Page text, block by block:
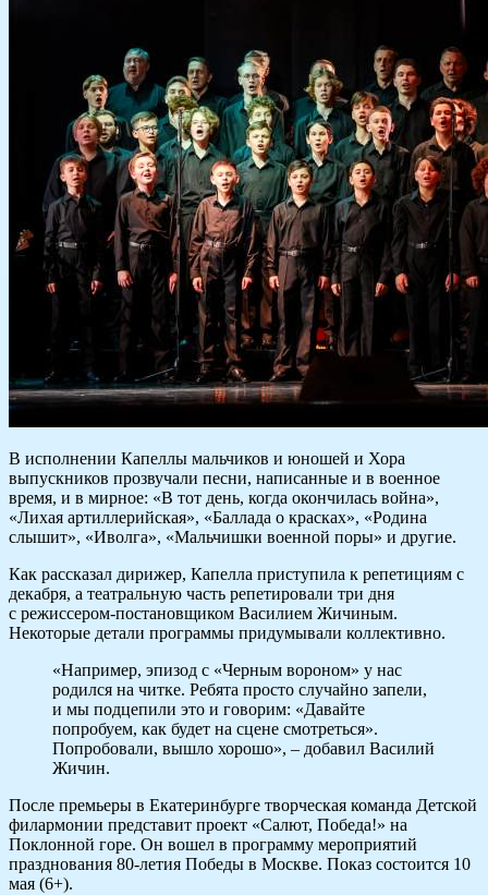
В исполнении Капеллы мальчиков и юношей и Хора
выпускников прозвучали песни, написанные и в военное
время, и в мирное: «В тот день, когда окончилась война»,
«Лихая артиллерийская», «Баллада о красках», «Родина
слышит», «Иволга», «Мальчишки военной поры» и другие.
Как рассказал дирижер, Капелла приступила к репетициям с
декабря, а театральную часть репетировали три дня
с режиссером-постановщиком Василием Жичиным.
Некоторые детали программы придумывали коллективно.
«Например, эпизод с «Черным вороном» у нас
родился на читке. Ребята просто случайно запели,
и мы подцепили это и говорим: «Давайте
попробуем, как будет на сцене смотреться».
Попробовали, вышло хорошо», – добавил Василий
Жичин.
После премьеры в Екатеринбурге творческая команда Детской
филармонии представит проект «Салют, Победа!» на
Поклонной горе. Он вошел в программу мероприятий
празднования 80-летия Победы в Москве. Показ состоится 10
мая (6+).